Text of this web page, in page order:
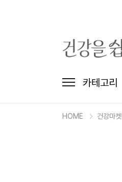
카테고리
HOME 건강마켓